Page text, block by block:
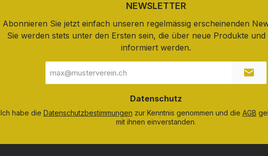
NEWSLETTER
Abonnieren Sie jetzt einfach unseren regelmässig erscheinenden
Sie werden stets unter den Ersten sein, die über neue Produkte und
informiert werden.
Mail-
Adresse
Datenschutz
Ich habe die Datenschutzbestimmungen zur Kenntnis genommen und die AGB
mit ihnen einverstanden.